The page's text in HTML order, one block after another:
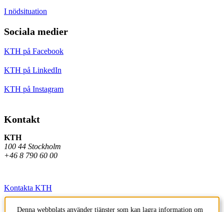
I nödsituation
Sociala medier
KTH på Facebook
KTH på LinkedIn
KTH på Instagram
Kontakt
KTH
100 44 Stockholm
+46 8 790 60 00
Kontakta KTH
Jobba på KTH
Denna webbplats använder tjänster som kan lagra information om